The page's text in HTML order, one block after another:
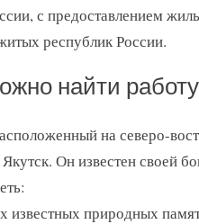
с предоставлением
республик России.
найти
на северо-
Он известен своей
природных